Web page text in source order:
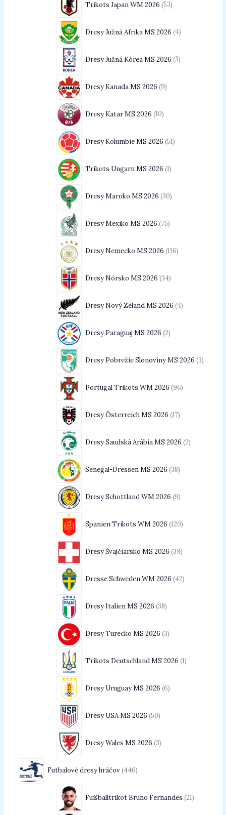
Trikots Japan WM 2026 53
Dresy Južná Afrika MS 2026 4
Dresy Južná Kórea MS 2026 3
Dresy Kanada MS 2026 9
Dresy Katar MS 2026 10
Dresy Kolumbie MS 2026 51
Trikots Ungarn MS 2026 1
Dresy Maroko MS 2026 30
Dresy Mexiko MS 2026 75
Dresy Nemecko MS 2026 116
Dresy Nórsko MS 2026 34
Dresy Nový Zéland MS 2026 4
Dresy Paraguaj MS 2026 2
Dresy Pobrežie Slonoviny MS 2026 3
Portugal Trikots WM 2026 96
Dresy Österreich MS 2026 17
Dresy Saudská Arábia MS 2026 2
Senegal-Dressen MS 2026 38
Dresy Schottland WM 2026 9
Spanien Trikots WM 2026 120
Dresy Švajčiarsko MS 2026 39
Dresse Schweden WM 2026 42
Dresy Italien MS 2026 38
Dresy Turecko MS 2026 3
Trikots Deutschland MS 2026 1
Dresy Uruguay MS 2026 6
Dresy USA MS 2026 50
Dresy Wales MS 2026 3
Futbalové dresy hráčov 446
Fußballtrikot Bruno Fernandes 21